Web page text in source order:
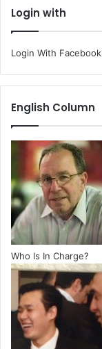
Login with
Login With Facebook
English Column
Who Is In Charge?